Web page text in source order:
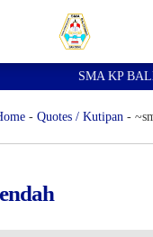
SMA KP
- Quotes / Kutipan-